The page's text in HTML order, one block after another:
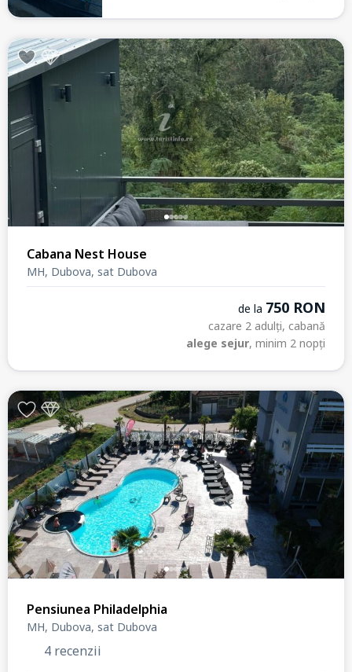
Cabana Nest House
MH, Dubova, sat Dubova
de la 750 RON
cazare 2 adulți, cabană
alege sejur, minim 2 nopți
Pensiunea Philadelphia
MH, Dubova, sat Dubova
4 recenzii